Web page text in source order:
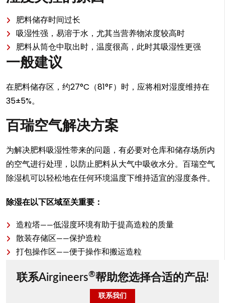
肥料储存时间过长
吸湿性强，易溶于水，尤其当营养物浓度较高时
肥料从筒仓中取出时，温度很高，此时其吸湿性更强
一般建议
在肥料储存区，约27°C（81°F）时，应将相对湿度维持在
35±5%。
百瑞空气解决方案
为解决肥料吸湿性带来的问题，有必要对仓库和储存场所内
的空气进行处理，以防止肥料从大气中吸收水分。百瑞空气
除湿机可以轻松地在任何环境温度下维持适宜的湿度条件。
除湿在以下区域至关重要：
造粒塔——低湿度环境有助于提高造粒的质量
散装存储区——保护造粒
打包操作区——便于操作和搬运造粒
联系Airgineers®帮助您选择合适的产品!
联系我们